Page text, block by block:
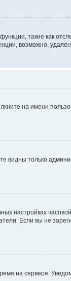
такие как
возможно,
на имени
видны только
настройках
Если вы не
на сервере.